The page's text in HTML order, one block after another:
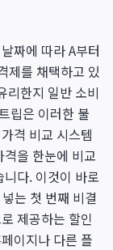
짜에 따라 A부터
제를 채택하고 있
리한지 일반 소비
립은 이러한 불
격 비교 시스템
을 한눈에 비교
다. 이것이 바로
는 첫 번째 비결
제공하는 할인
이지나 다른 플